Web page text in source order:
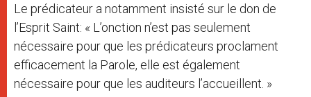
Le prédicateur a notamment insisté sur le don de
l’Esprit Saint: « L’onction n’est pas seulement
nécessaire pour que les prédicateurs proclament
efficacement la Parole, elle est également
nécessaire pour que les auditeurs l’accueillent. »